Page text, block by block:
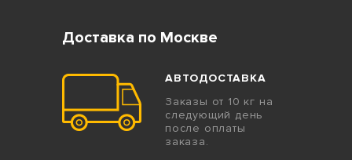
Доставка по Москве
АВТОДОСТАВКА
Заказы от 10 кг на
следующий день
после оплаты
заказа.